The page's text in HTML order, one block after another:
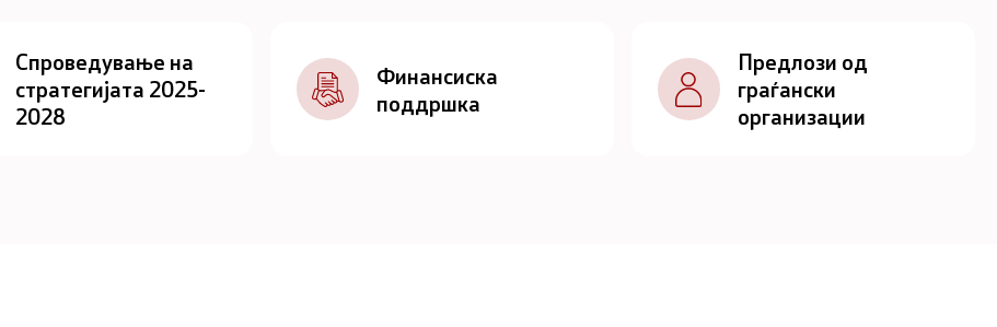
Спроведување на
стратегијата 2025-
2028
Финансиска
поддршка
Предлози од
граѓански
организации